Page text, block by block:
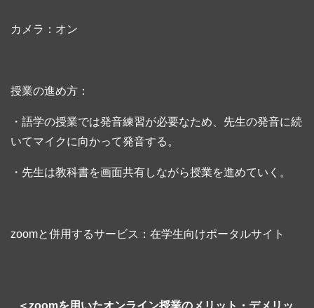
カメラ：オン
授業の進め方：
・語学の授業では発音練習が必要なため、先生の発音に続
いてマイクに向かって発音する。
・先生は教科書を画面共有しながら授業を進めていく。
zoomと併用するサービス：在学生向けポータルサイト
＜zoomを用いたオンライン授業のメリット・デメリッ